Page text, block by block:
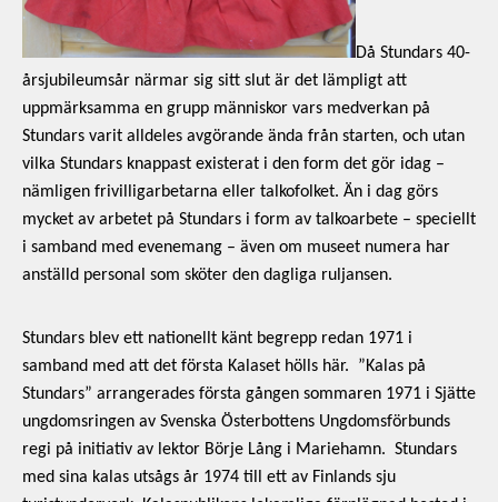
Tillgänglighet
Trygghet
Hållbar utveckling
Kontakta oss
Kalas på Stundars
Stundars teater
Jarl Hemmer
Byggnadsvård
Rödmyllan
Museipedagogik
Hantverk
Projekt
Stugornas Stundars
Stundarsvänner
Marknader
Årsberättelser
Årets Gunnar
Stundars
registerbeskrivning
Då Stundars 40-
årsjubileumsår närmar sig sitt slut är det lämpligt att
uppmärksamma en grupp människor vars medverkan på
Stundars varit alldeles avgörande ända från starten, och utan
vilka Stundars knappast existerat i den form det gör idag –
nämligen frivilligarbetarna eller talkofolket. Än i dag görs
mycket av arbetet på Stundars i form av talkoarbete – speciellt
i samband med evenemang – även om museet numera har
anställd personal som sköter den dagliga ruljansen.
Stundars blev ett nationellt känt begrepp redan 1971 i
samband med att det första Kalaset hölls här. ”Kalas på
Stundars” arrangerades första gången sommaren 1971 i Sjätte
ungdomsringen av Svenska Österbottens Ungdomsförbunds
regi på initiativ av lektor Börje Lång i Mariehamn. Stundars
med sina kalas utsågs år 1974 till ett av Finlands sju